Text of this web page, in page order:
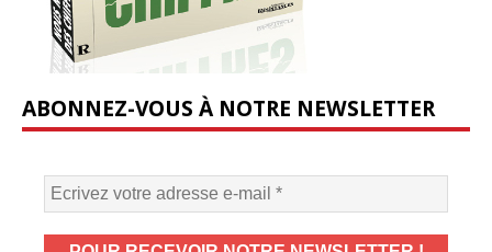
ABONNEZ-VOUS À NOTRE NEWSLETTER